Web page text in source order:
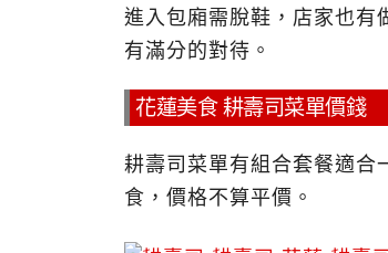
進入包廂需脫鞋，店家也有
有滿分的對待。
花蓮美食 耕壽司菜單價錢
耕壽司菜單有組合套餐適合
食，價格不算平價。